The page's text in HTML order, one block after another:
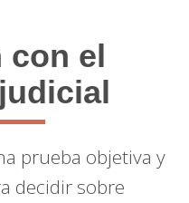
con el
prueba objetiva y
decidir sobre